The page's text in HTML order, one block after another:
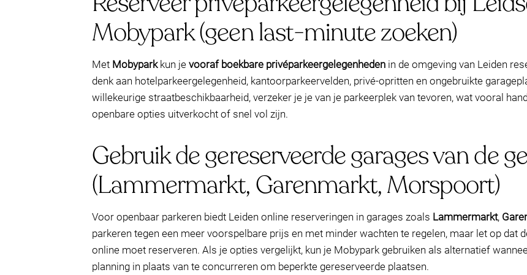
Mobypark (geen last-minute zoeken)
Met Mobyparkkun je vooraf boekbare privéparkeergelegenheden in de omgeving van Leiden
denk aan hotelparkeergelegenheid, kantoorparkeervelden, privé-opritten en ongebruikte
willekeurige straatbeschikbaarheid, verzeker je je van je parkeerplek van tevoren, wat vooral
openbare opties uitverkocht of snel vol zijn.
Gebruik de gereserveerde garages van de
(Lammermarkt, Garenmarkt, Morspoort)
Voor openbaar parkeren biedt Leiden online reserveringen in garages zoals Lammermarkt,
parkeren tegen een meer voorspelbare prijs en met minder wachten te regelen, maar let op dat
online moet reserveren. Als je opties vergelijkt, kun je Mobypark gebruiken als alternatief
planning in plaats van te concurreren om beperkte gereserveerde plaatsen.